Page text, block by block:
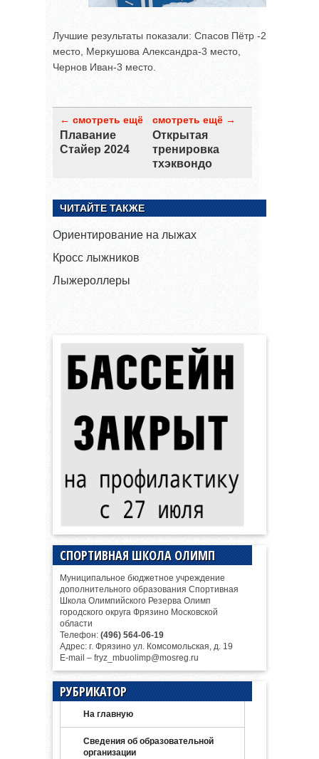
Лучшие результаты показали: Спасов Пётр -2
место, Меркушова Александра-3 место,
Чернов Иван-3 место.
← смотреть ещё
Плавание
Стайер 2024
смотреть ещё →
Открытая
тренировка
тхэквондо
ЧИТАЙТЕ ТАКЖЕ
Ориентирование на лыжах
Кросс лыжников
Лыжероллеры
СПОРТИВНАЯ ШКОЛА ОЛИМП
Муниципальное бюджетное учреждение
дополнительного образования Спортивная
Школа Олимпийского Резерва Олимп
городского округа Фрязино Московской
области
Телефон: (496) 564-06-19
Адрес: г. Фрязино ул. Комсомольская, д. 19
E-mail – fryz_mbuolimp@mosreg.ru
РУБРИКАТОР
На главную
Сведения об образовательной
организации